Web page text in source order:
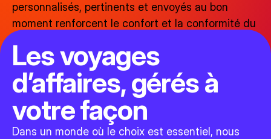
personnalisés, pertinents et envoyés au bon
moment renforcent le confort et la conformité du
Les voyages
d’affaires, gérés à
votre façon
Dans un monde où le choix est essentiel, nous